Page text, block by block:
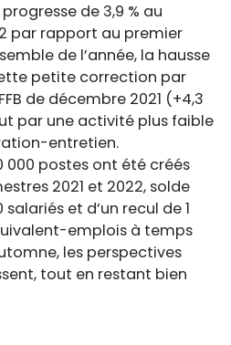
de 3,9 % au
par rapport au premier
de l’année, la hausse
petite correction par
de décembre 2021 (+4,3
par une activité plus faible
entretien.
000 postes ont été créés
2021 et 2022, solde
salariés et d’un recul de 1
emplois à temps
les perspectives
tout en restant bien